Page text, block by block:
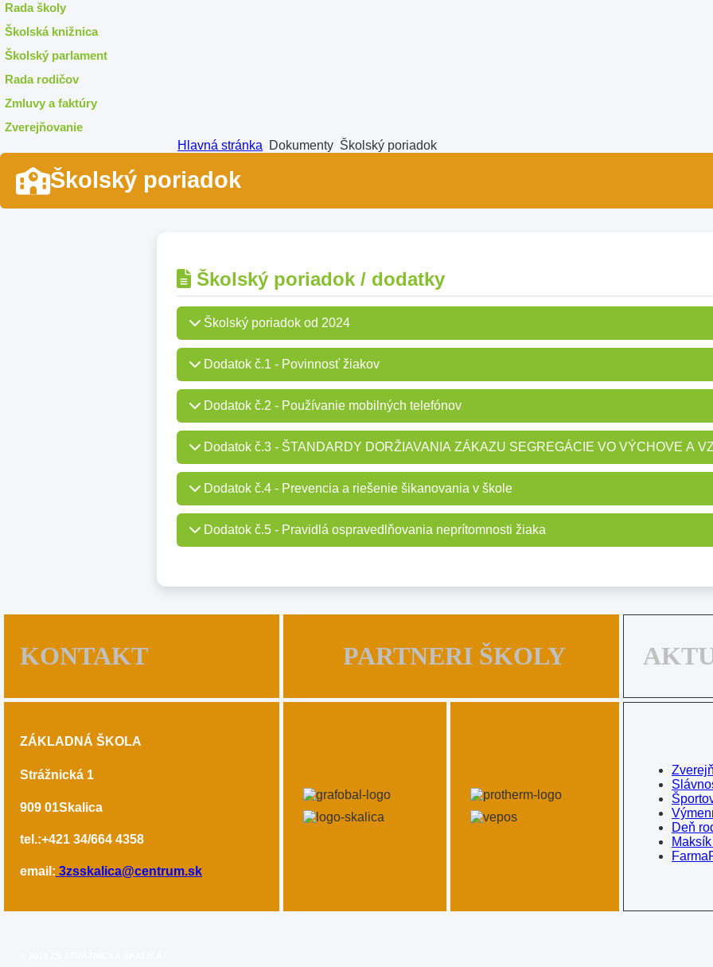
Rada školy
Školská knižnica
Školský parlament
Rada rodičov
Zmluvy a faktúry
Zverejňovanie
Hlavná stránka
Dokumenty Školský poriadok
Školský poriadok
Školský poriadok / dodatky
Školský poriadok od 2024
Dodatok č.1 - Povinnosť žiakov
Dodatok č.2 - Používanie mobilných telefónov
Dodatok č.3 - ŠTANDARDY DORŽIAVANIA ZÁKAZU SEGREGÁCIE VO VÝCHOVE A
Dodatok č.4 - Prevencia a riešenie šikanovania v škole
Dodatok č.5 - Pravidlá ospravedlňovania neprítomnosti žiaka
KONTAKT PARTNERI ŠKOLY
ZÁKLADNÁ ŠKOLA
Strážnická 1
909 01Skalica
tel.:+421 34/664 4358
email: 3zsskalica@centrum.sk
Deň